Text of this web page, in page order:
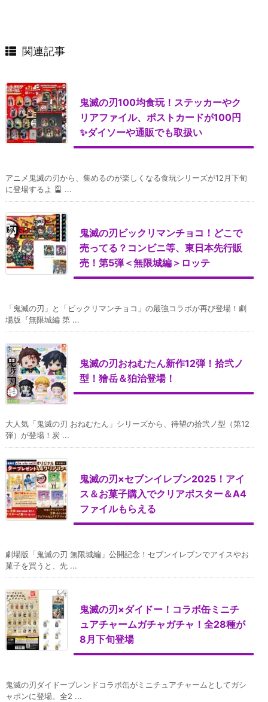
関連記事
鬼滅の刃100均食玩！ステッカーやク
リアファイル、ポストカードが100円
✨ダイソーや通販でも取扱い
アニメ鬼滅の刃から、集めるのが楽しくなる食玩シリーズが12月下旬
に登場するよ 🎴 ...
鬼滅の刃ビックリマンチョコ！どこで
売ってる？コンビニ等、東日本先行販
売！第5弾＜無限城編＞ロッテ
「鬼滅の刃」と「ビックリマンチョコ」の最強コラボが再び登場！劇
場版『無限城編 第 ...
鬼滅の刃おねむたん新作12弾！拾弐ノ
型！獪岳＆狛治登場！
大人気「鬼滅の刃 おねむたん」シリーズから、待望の拾弐ノ型（第12
弾）が登場！炭 ...
鬼滅の刃×セブンイレブン2025！アイ
ス＆お菓子購入でクリアポスター＆A4
ファイルもらえる
劇場版「鬼滅の刃 無限城編」公開記念！セブンイレブンでアイスやお
菓子を買うと、先 ...
鬼滅の刃×ダイドー！コラボ缶ミニチ
ュアチャームガチャガチャ！全28種が
8月下旬登場
鬼滅の刃ダイドーブレンドコラボ缶がミニチュアチャームとしてガシ
ャポンに登場。全2 ...